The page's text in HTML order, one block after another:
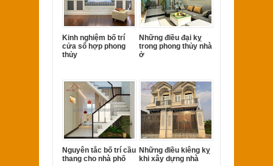
Kinh nghiệm bố trí
cửa sổ hợp phong
thủy
Những điều đại kỵ
trong phong thủy nhà
ở
Nguyên tắc bố trí cầu
thang cho nhà phố
Những điều kiêng kỵ
khi xây dựng nhà